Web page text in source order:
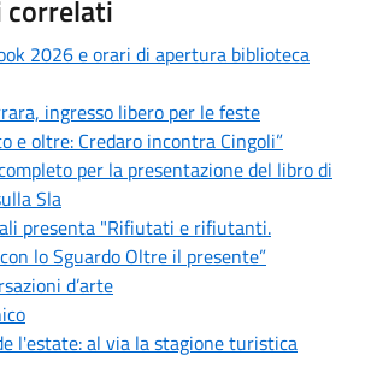
correlati
2026 e orari di apertura biblioteca
ingresso libero per le feste
e oltre: Credaro incontra Cingoli”
per la presentazione del libro di
Sla
presenta "Rifiutati e rifiutanti.
lo Sguardo Oltre il presente”
d’arte
l'estate: al via la stagione turistica